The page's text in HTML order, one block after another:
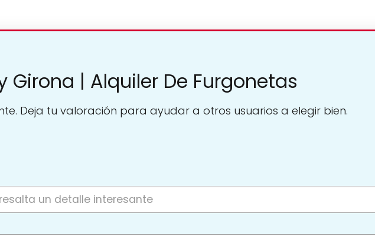
Girona | Alquiler De Furgonetas
Deja tu valoración para ayudar a otros usuarios a elegir bien.